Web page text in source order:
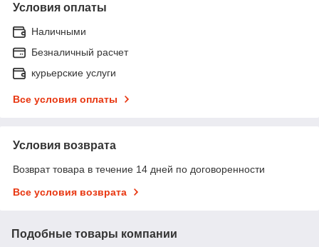
Условия оплаты
Наличными
Безналичный расчет
курьерские услуги
Все условия оплаты
Условия возврата
Возврат товара в течение 14 дней по договоренности
Все условия возврата
Подобные товары компании